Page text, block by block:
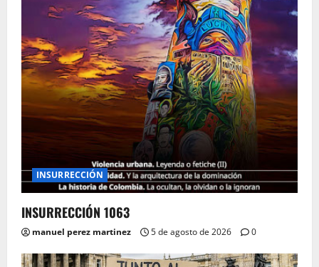
INSURRECCIÓN
INSURRECCIÓN 1063
manuel perez martinez 5 de agosto de 2026 0